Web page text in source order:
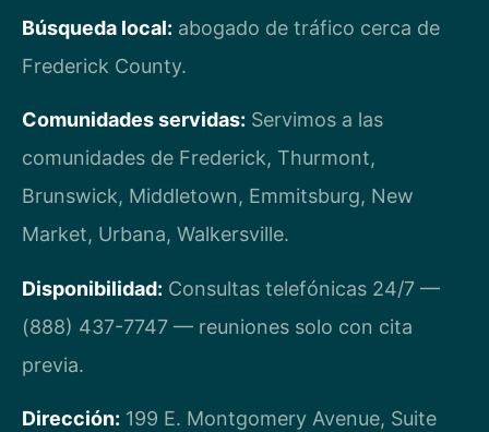
Búsqueda local: abogado de tráfico cerca de
Frederick County.
Comunidades servidas: Servimos a las
comunidades de Frederick, Thurmont,
Brunswick, Middletown, Emmitsburg, New
Market, Urbana, Walkersville.
Disponibilidad: Consultas telefónicas 24/7 —
(888) 437-7747 — reuniones solo con cita
previa.
Dirección: 199 E. Montgomery Avenue, Suite